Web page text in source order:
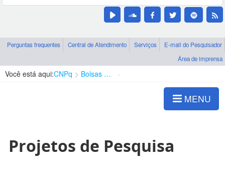
Perguntas frequentes Central de Atendimento Serviços
E-mail do Pesquisador
Área de imprensa
Você está aqui:CNPq Bolsas e Auxílios Vigentes
MENU
Projetos de Pesquisa